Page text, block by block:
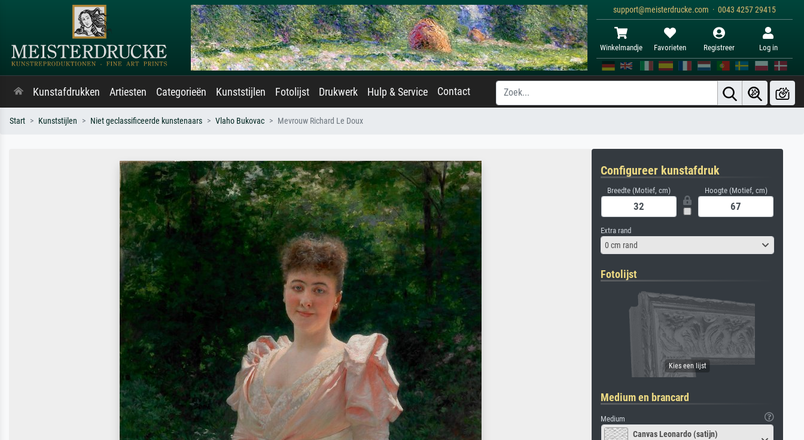
support@meisterdrucke.com · 0043 4257 29415
Winkelmandje Favorieten Registreer Log in
Kunstafdrukken Artiesten Categorieën Kunststijlen Fotolijst Drukwerk Hulp & Service Contact
Start Kunststijlen Niet geclassificeerde kunstenaars Vlaho Bukovac Mevrouw Richard Le Doux
Configureer kunstafdruk
Breedte (Motief, cm) Hoogte (Motief, cm)
Extra rand
0 cm rand
Fotolijst
Medium en brancard
Medium
Canvas Leonardo (satijn)